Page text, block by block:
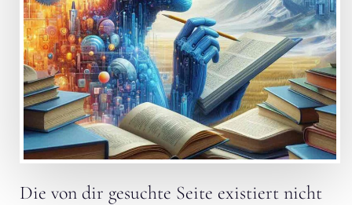
Die von dir gesuchte Seite existiert nicht